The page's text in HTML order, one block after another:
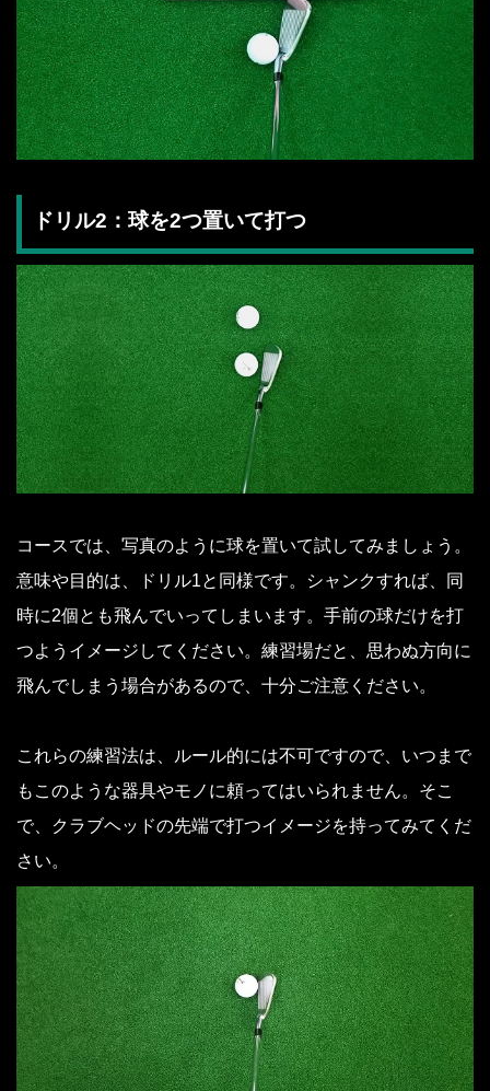
ドリル2：球を2つ置いて打つ
コースでは、写真のように球を置いて試してみましょう。
意味や目的は、ドリル1と同様です。シャンクすれば、同
時に2個とも飛んでいってしまいます。手前の球だけを打
つようイメージしてください。練習場だと、思わぬ方向に
飛んでしまう場合があるので、十分ご注意ください。
これらの練習法は、ルール的には不可ですので、いつまで
もこのような器具やモノに頼ってはいられません。そこ
で、クラブヘッドの先端で打つイメージを持ってみてくだ
さい。